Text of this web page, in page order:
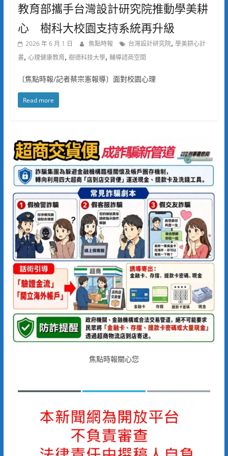
教育部攜手台灣設計研究院推動學美耕
心 樹科大校園支持系統再升級
2026 年 6 月 1 日 焦點時報 台灣設計研究院, 學美耕心計
畫, 心理健康教育, 樹德科技大學, 輔導諮商空間
〔焦點時報/記者蔡宗憲報導〕面對校園心理
Read more
焦點時報關心您